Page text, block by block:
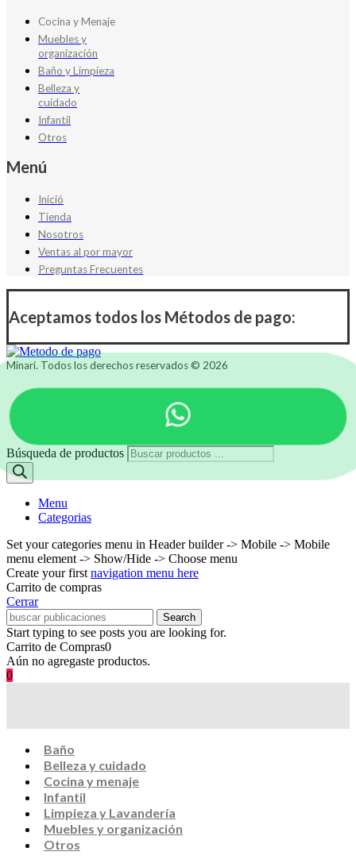
Cocina y Menaje
Muebles y
organización
Baño y Limpieza
Belleza y
cuidado
Infantil
Otros
Menú
Inició
Tienda
Nosotros
Ventas al por mayor
Preguntas Frecuentes
Aceptamos todos los Métodos de pago:
Minari. Todos los derechos reservados © 2026
Búsqueda de productos
Menu
Categorias
Set your categories menu in Header builder -> Mobile -> Mobile
menu element -> Show/Hide -> Choose menu
Create your first navigation menu here
Carrito de compras
Cerrar
Search
Start typing to see posts you are looking for.
Carrito de Compras0
Aún no agregaste productos.
0
Baño
Belleza y cuidado
Cocina y menaje
Infantil
Limpieza y Lavandería
Muebles y organización
Otros